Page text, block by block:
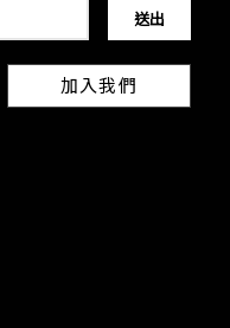
加入我們